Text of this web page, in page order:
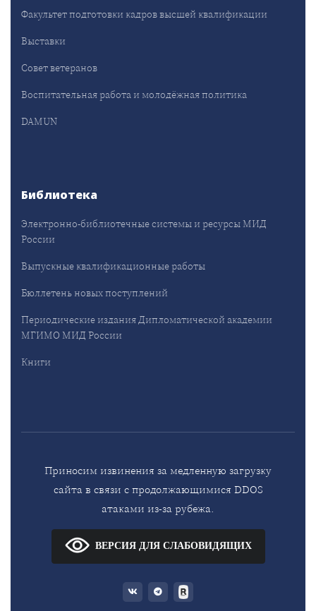
Факультет подготовки кадров высшей квалификации
Выставки
Совет ветеранов
Воспитательная работа и молодёжная политика
DAMUN
Библиотека
Электронно-библиотечные системы и ресурсы МИД
России
Выпускные квалификационные работы
Бюллетень новых поступлений
Периодические издания Дипломатической академии
МГИМО МИД России
Книги
Приносим извинения за медленную загрузку
сайта в связи с продолжающимися DDOS
атаками из-за рубежа.
ВЕРСИЯ ДЛЯ СЛАБОВИДЯЩИХ